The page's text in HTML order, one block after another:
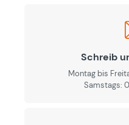
Schreib
Montag bis
Samstags: